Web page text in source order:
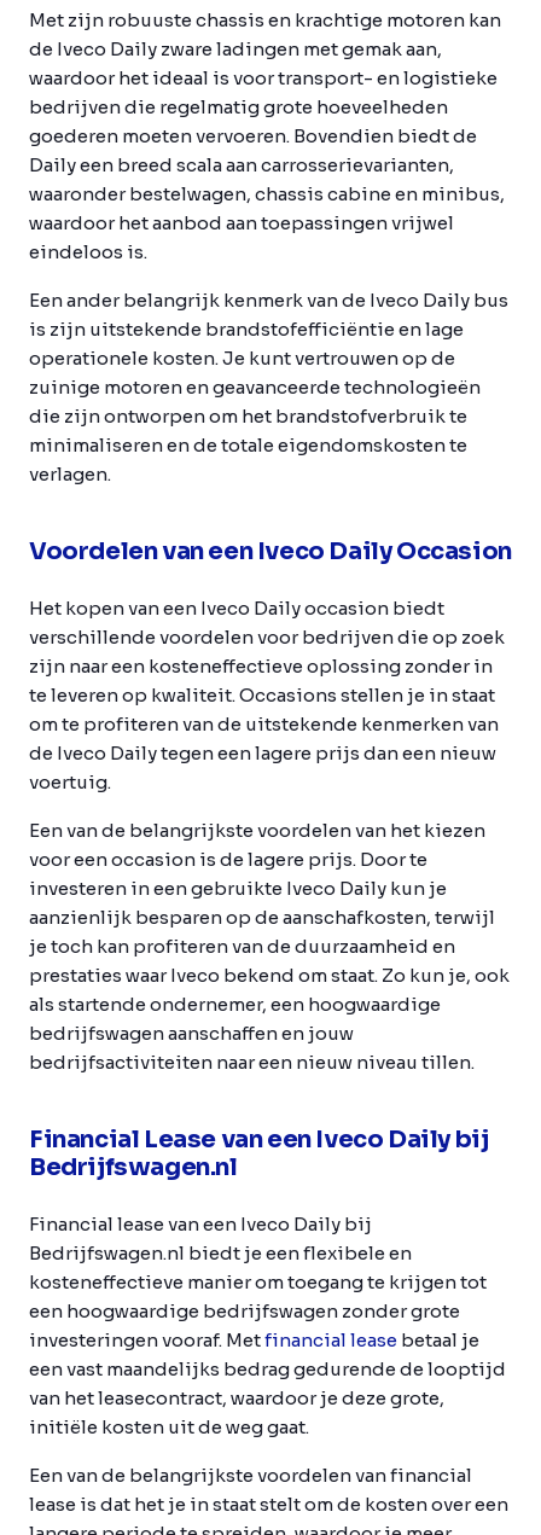
Met zijn robuuste chassis en krachtige motoren kan
de Iveco Daily zware ladingen met gemak aan,
waardoor het ideaal is voor transport- en logistieke
bedrijven die regelmatig grote hoeveelheden
goederen moeten vervoeren. Bovendien biedt de
Daily een breed scala aan carrosserievarianten,
waaronder bestelwagen, chassis cabine en minibus,
waardoor het aanbod aan toepassingen vrijwel
eindeloos is.
Een ander belangrijk kenmerk van de Iveco Daily bus
is zijn uitstekende brandstofefficiëntie en lage
operationele kosten. Je kunt vertrouwen op de
zuinige motoren en geavanceerde technologieën
die zijn ontworpen om het brandstofverbruik te
minimaliseren en de totale eigendomskosten te
verlagen.
Voordelen van een Iveco Daily Occasion
Het kopen van een Iveco Daily occasion biedt
verschillende voordelen voor bedrijven die op zoek
zijn naar een kosteneffectieve oplossing zonder in
te leveren op kwaliteit. Occasions stellen je in staat
om te profiteren van de uitstekende kenmerken van
de Iveco Daily tegen een lagere prijs dan een nieuw
voertuig.
Een van de belangrijkste voordelen van het kiezen
voor een occasion is de lagere prijs. Door te
investeren in een gebruikte Iveco Daily kun je
aanzienlijk besparen op de aanschafkosten, terwijl
je toch kan profiteren van de duurzaamheid en
prestaties waar Iveco bekend om staat. Zo kun je, ook
als startende ondernemer, een hoogwaardige
bedrijfswagen aanschaffen en jouw
bedrijfsactiviteiten naar een nieuw niveau tillen.
Financial Lease van een Iveco Daily bij
Bedrijfswagen.nl
Financial lease van een Iveco Daily bij
Bedrijfswagen.nl biedt je een flexibele en
kosteneffectieve manier om toegang te krijgen tot
een hoogwaardige bedrijfswagen zonder grote
investeringen vooraf. Metfinancial lease betaal je
een vast maandelijks bedrag gedurende de looptijd
van het leasecontract, waardoor je deze grote,
initiële kosten uit de weg gaat.
Een van de belangrijkste voordelen van financial
lease is dat het je in staat stelt om de kosten over een